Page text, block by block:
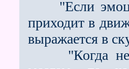
"Если
приходит в
выражается в
"Когда